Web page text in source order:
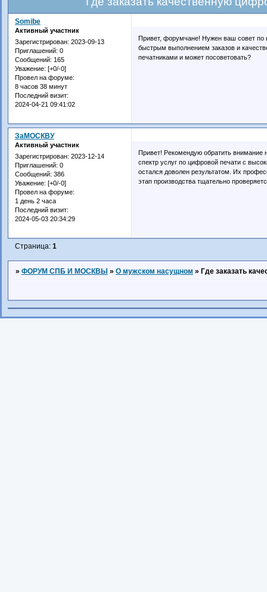
Somibe
Активный участник
Зарегистрирован: 2023-09-13
Приглашений: 0
Сообщений: 165
Уважение: [+0/-0]
Провел на форуме:
8 часов 38 минут
Последний визит:
2024-04-21 09:41:02
Привет, форумчане! Нужен ваш совет
быстрым выполнением заказов и
печатниками и может посоветовать?
ЗаМОСКВУ
Активный участник
Зарегистрирован: 2023-12-14
Приглашений: 0
Сообщений: 386
Уважение: [+0/-0]
Провел на форуме:
1 день 2 часа
Последний визит:
2024-05-03 20:34:29
Привет! Рекомендую обратить внимание
спектр услуг по цифровой печати с
остался доволен результатом. Их
этап производства тщательно
Страница: 1
» ФОРУМ СПБ И МОСКВЫ » О мужском насущном » Где заказать